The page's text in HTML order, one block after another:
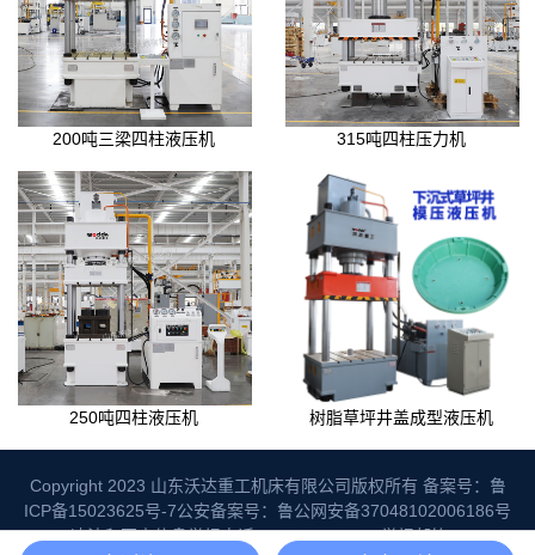
200吨三梁四柱液压机 315吨四柱压力机
250吨四柱液压机 树脂草坪井盖成型液压机
Copyright 2023 山东沃达重工机床有限公司版权所有 备案号：鲁
ICP备15023625号-7公安备案号：鲁公网安备37048102006186号
违法和不良信息举报电话：06325992067 举报邮箱：